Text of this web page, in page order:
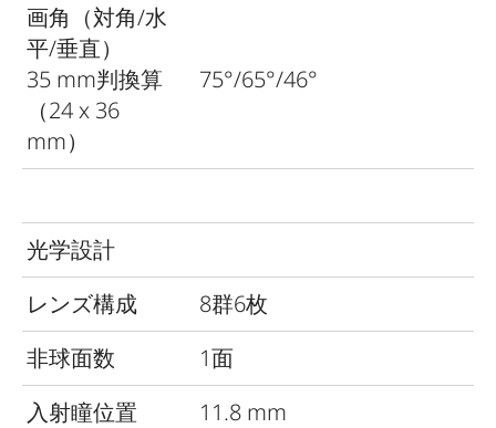
画角（対角/水
平/垂直）
35 mm判換算
（24 x 36
mm）
75°/65°/46°
光学設計
レンズ構成
8群6枚
非球面数
1面
入射瞳位置
11.8 mm